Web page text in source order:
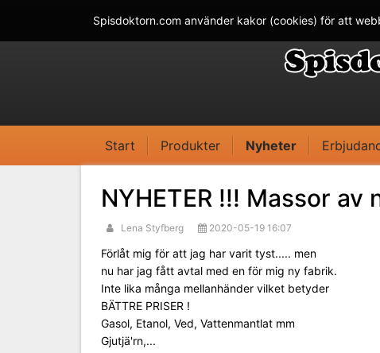
Start Produkter Nyheter
NYHETER !!! Massor av
Lena Styfberg 2020-05-19 16:07
Förlåt mig för att jag har varit tyst..... men
nu har jag fått avtal med en för mig ny fabrik.
Inte lika många mellanhänder vilket betyder
BÄTTRE PRISER !
Gasol, Etanol, Ved, Vattenmantlat mm
Gjutjä'rn,...
Spisdoktorn.com använder kakor (cookies) för att